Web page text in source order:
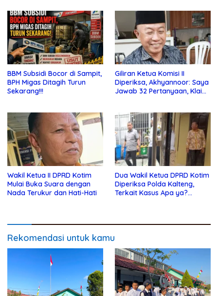
BBM Subsidi Bocor di Sampit,
BPH Migas Ditagih Turun
Sekarang!!!
Giliran Ketua Komisi II
Diperiksa, Akhyannoor: Saya
Jawab 32 Pertanyaan, Klaim
Wakil Ketua II DPRD Kotim
Mulai Buka Suara dengan
Nada Terukur dan Hati-Hati
Dua Wakil Ketua DPRD Kotim
Diperiksa Polda Kalteng,
Terkait Kasus Apa ya?…
Rekomendasi untuk kamu